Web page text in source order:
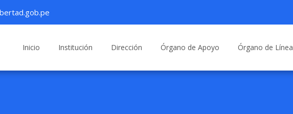
Inicio Institución Dirección Órgano de Apoyo Órgano de Línea